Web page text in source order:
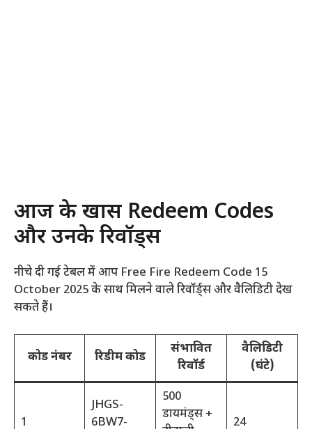
आज के खास Redeem Codes
और उनके रिवॉर्ड्स
नीचे दी गई टेबल में आप Free Fire Redeem Code 15
October 2025 के साथ मिलने वाले रिवॉर्ड्स और वैलिडिटी देख
सकते हैं।
कोड नंबर रिडीम कोड
संभावित
रिवॉर्ड
वैलिडिटी
(घंटे)
1
JHGS-
6BW7-
500
डायमंड्स +
24